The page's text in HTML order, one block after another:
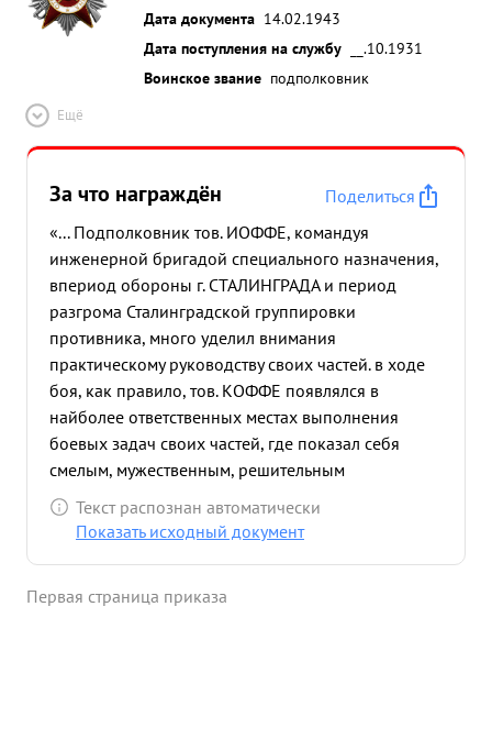
Дата документа 14.02.1943
Дата поступления на службу
__.10.1931
Воинское звание подполковник
Ещё
За что награждён
Поделиться
«... Подполковник тов. ИОФФЕ, командуя
инженерной бригадой специального назначения,
впериод обороны г. СТАЛИНГРАДА и период
разгрома Сталинградской группировки
противника, много уделил внимания
практическому руководству своих частей. в ходе
боя, как правило, тов. КОФФЕ появлялся в
найболее ответственных местах выполнения
боевых задач своих частей, где показал себя
смелым, мужественным, решительным
командиром. Инженерные батальоны тов. ИООФЕ,
на своем счету имеют несколько десятков
частями тов. ИОФФЕ уничтожено свыше 200
Текст распознан автоматически
Показать исходный документ
Первая страница приказа